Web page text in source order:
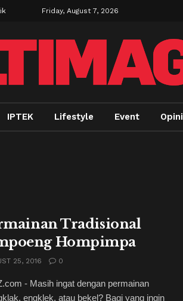
Friday, August 7, 2026
IPTEK Lifestyle Event Opini
Tradisional
Hompimpa
25, 2016 0
- Masih ingat dengan permainan
engklek, atau bekel? Bagi yang ingin